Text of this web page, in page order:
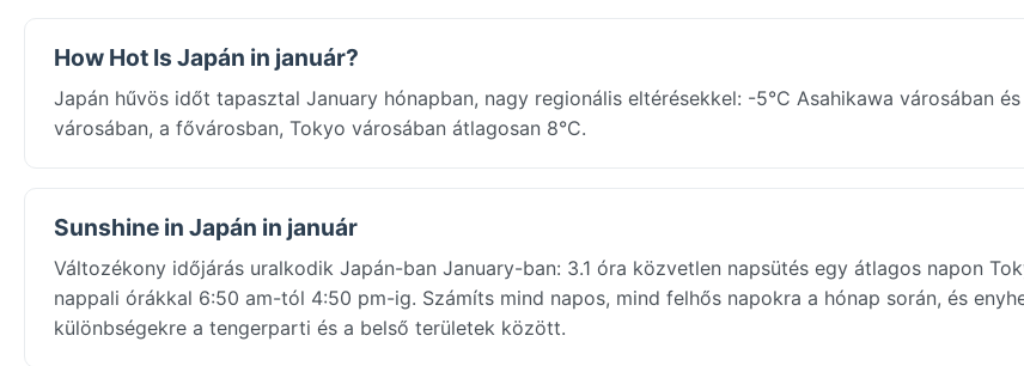
How Hot Is Japán in január?
Japán hűvös időt tapasztal January hónapban, nagy regionális eltérésekkel: -5°C Asahikawa városában és
városában, a fővárosban, Tokyo városában átlagosan 8°C.
Sunshine in Japán in január
Változékony időjárás uralkodik Japán-ban January-ban: 3.1 óra közvetlen napsütés egy átlagos napon
nappali órákkal 6:50 am-tól 4:50 pm-ig. Számíts mind napos, mind felhős napokra a hónap során, és
különbségekre a tengerparti és a belső területek között.